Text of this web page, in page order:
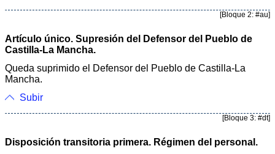
[Bloque 2: #au]
Artículo único. Supresión del Defensor del Pueblo de
Castilla-La Mancha.
Queda suprimido el Defensor del Pueblo de Castilla-La
Mancha.
Subir
[Bloque 3: #dt]
Disposición transitoria primera. Régimen del personal.